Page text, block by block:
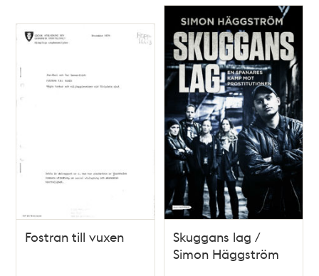
Fostran till vuxen
Skuggans lag /
Simon Häggström